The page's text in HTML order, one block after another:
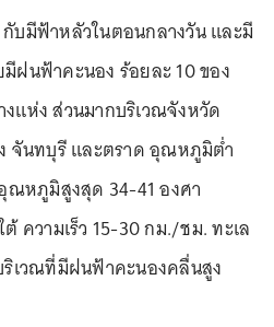
บมีฟ้าหลัวในตอนกลางวัน และมี
ฝนฟ้าคะนอง ร้อยละ 10 ของ
แห่ง ส่วนมากบริเวณจังหวัด
จันทบุรี และตราด อุณหภูมิต่ำ
ณหภูมิสูงสุด 34-41 องศา
ความเร็ว 15-30 กม./ชม. ทะเล
เวณที่มีฝนฟ้าคะนองคลื่นสูง